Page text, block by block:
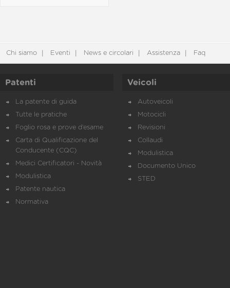
Chi siamo Eventi News e circolari Assistenza Faq
Patenti
La patente di guida
Tutte le pratiche
Foglio rosa e prove d’esame
Carta di Qualificazione del
Conducente (CQC)
Medici Certificatori - Novità
Modulistica
Patente nautica
Normativa
Veicoli
Autoveicoli
Motocicli
Revisioni
Collaudi
Modulistica
Documento Unico
STED